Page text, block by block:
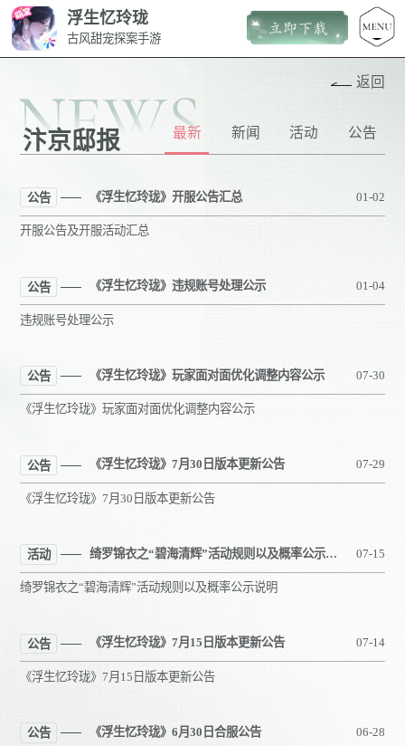
浮生忆玲珑
古风甜宠探案手游
NEWS
汴京邸报
返回
最新 新闻 活动 公告
公告 01-02
《浮生忆玲珑》开服公告汇总
开服公告及开服活动汇总
公告 01-04
《浮生忆玲珑》违规账号处理公示
违规账号处理公示
公告 07-30
《浮生忆玲珑》玩家面对面优化调整内容公示
《浮生忆玲珑》玩家面对面优化调整内容公示
公告 07-29
《浮生忆玲珑》7月30日版本更新公告
《浮生忆玲珑》7月30日版本更新公告
活动 07-15
绮罗锦衣之“碧海清辉”活动规则以及概率公示说明
绮罗锦衣之“碧海清辉”活动规则以及概率公示说明
公告 07-14
《浮生忆玲珑》7月15日版本更新公告
《浮生忆玲珑》7月15日版本更新公告
公告 06-28
《浮生忆玲珑》6月30日合服公告